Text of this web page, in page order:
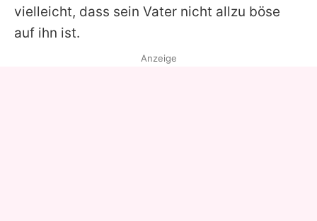
vielleicht, dass sein Vater nicht allzu böse
auf ihn ist.
Anzeige